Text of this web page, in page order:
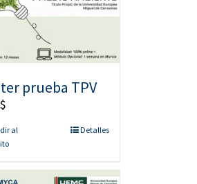
prueba TPV
$
al
Detalles